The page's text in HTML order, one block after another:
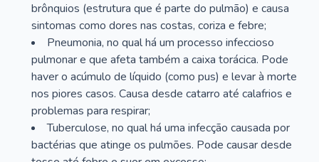
brônquios (estrutura que é parte do pulmão) e causa
sintomas como dores nas costas, coriza e febre;
Pneumonia, no qual há um processo infeccioso
pulmonar e que afeta também a caixa torácica. Pode
haver o acúmulo de líquido (como pus) e levar à morte
nos piores casos. Causa desde catarro até calafrios e
problemas para respirar;
Tuberculose, no qual há uma infecção causada por
bactérias que atinge os pulmões. Pode causar desde